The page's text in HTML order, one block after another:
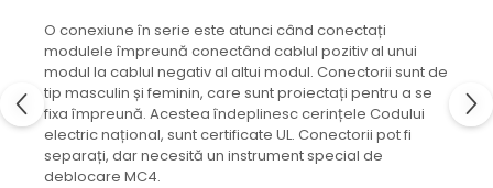
O conexiune în serie este atunci când conectați
modulele împreună conectând cablul pozitiv al unui
modul la cablul negativ al altui modul. Conectorii sunt de
tip masculin și feminin, care sunt proiectați pentru a se
fixa împreună. Acestea îndeplinesc cerințele Codului
electric național, sunt certificate UL. Conectorii pot fi
separați, dar necesită un instrument special de
deblocare MC4.